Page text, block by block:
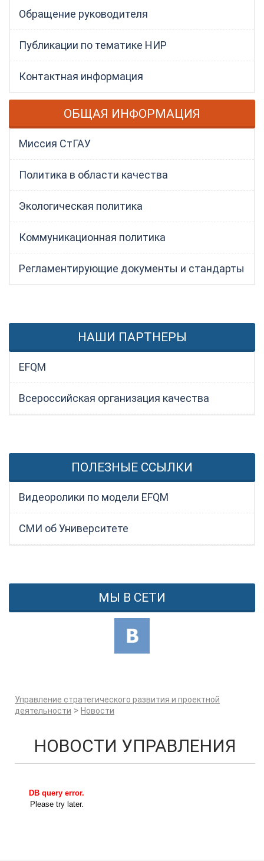
Обращение руководителя
Публикации по тематике НИР
Контактная информация
ОБЩАЯ ИНФОРМАЦИЯ
Миссия СтГАУ
Политика в области качества
Экологическая политика
Коммуникационная политика
Регламентирующие документы и стандарты
НАШИ ПАРТНЕРЫ
EFQM
Всероссийская организация качества
ПОЛЕЗНЫЕ ССЫЛКИ
Видеоролики по модели EFQM
СМИ об Университете
МЫ В СЕТИ
Управление стратегического развития и проектной
деятельности > Новости
НОВОСТИ УПРАВЛЕНИЯ
DB query error.
Please try later.